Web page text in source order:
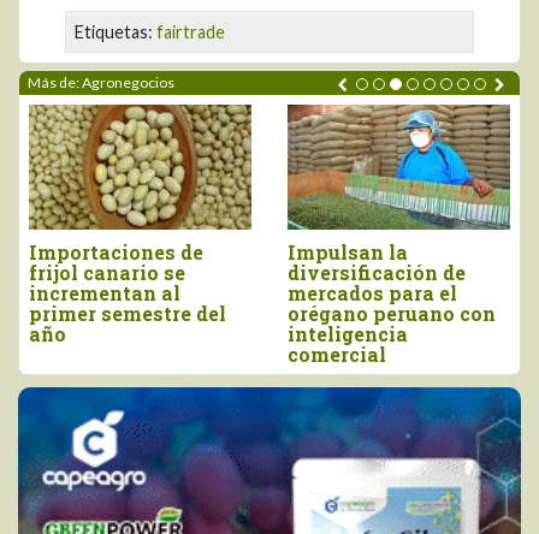
Etiquetas: fairtrade
Más de: Agronegocios
Perú importó vino por
más de US$ 16,4
millones, entre enero
y junio
Tres pilares para
impulsar la
competitividad del
agro peruano